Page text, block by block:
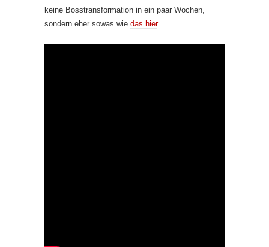
keine Bosstransformation in ein paar Wochen,
sondern eher sowas wie das hier.